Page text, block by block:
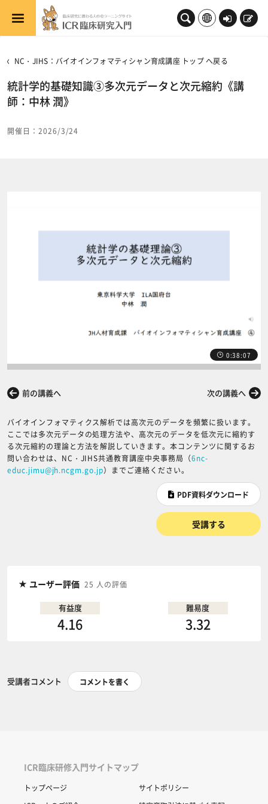
メインコンテンツへスキップする
ロ
ン
新
NC・JIHS：バイオインフォマティシャン育成講座 トップ へ戻る
統計学的基礎知識③多次元データと次元縮約《講
師：中林 潤》
開催日：2026/3/24
0:38:07
前の講義へ 次の講義へ
バイオインフォマティクス解析では高次元のデータを頻繁に扱います。
ここでは多次元データの処理方法や、高次元のデータを低次元に縮約す
る次元縮約の理論と方法を解説していきます。本コンテンツに関するお
問い合わせは、NC・JIHS共通教育講座中央事務局（6nc-
educ.jimu@jh.ncgm.go.jp）までご連絡ください。
PDF資料ダウンロード
受講する
ユーザー評価 25 人の評価
有益度
4.16
難易度
3.32
受講者コメント コメントを書く
ICR臨床研修入門サイトマップ
トップページ
サイトポリシー